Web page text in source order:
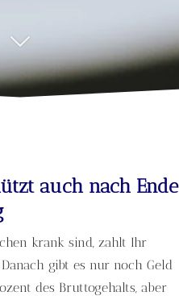
auch nach Ende
krank sind, zahlt Ihr
gibt es nur noch Geld
des Bruttogehalts, aber